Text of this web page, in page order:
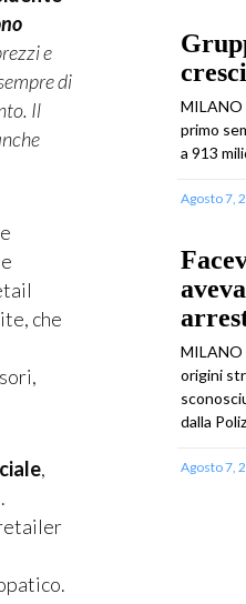
e
di
Il
che
,
MILANO
primo
a 913
Agosto 7,
MILANO
origini
dalla
Agosto 7,